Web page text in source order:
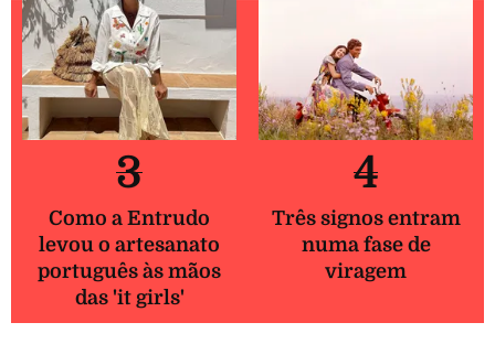
3
Como a Entrudo
levou o artesanato
português às mãos
das 'it girls'
4
Três signos entram
numa fase de
viragem